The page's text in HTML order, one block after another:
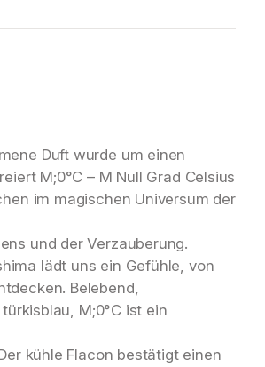
Duft wurde um einen
M;0°C – M Null Grad Celsius
im magischen Universum der
und der Verzauberung.
lädt uns ein Gefühle, von
Belebend,
M;0°C ist ein
kühle Flacon bestätigt einen